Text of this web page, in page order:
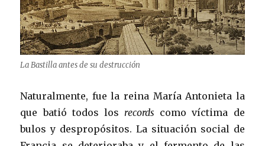
La Bastilla antes de su destrucción
Naturalmente, fue la reina María Antonieta la
que batió todos los records como víctima de
bulos y despropósitos. La situación social de